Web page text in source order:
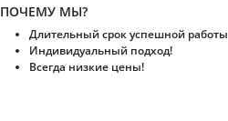
ПОЧЕМУ МЫ?
Длительный срок успешной работы
Индивидуальный подход!
Всегда низкие цены!